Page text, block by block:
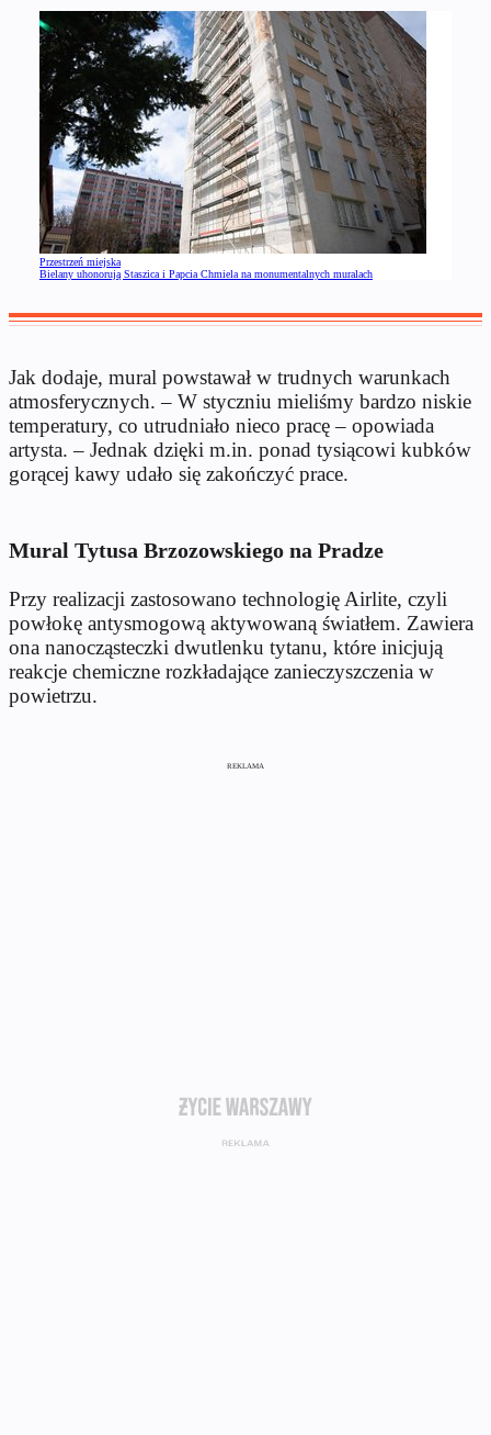
Przestrzeń miejska
Bielany uhonorują Staszica i Papcia Chmiela na monumentalnych muralach
Jak dodaje, mural powstawał w trudnych warunkach
atmosferycznych. – W styczniu mieliśmy bardzo niskie
temperatury, co utrudniało nieco pracę – opowiada
artysta. – Jednak dzięki m.in. ponad tysiącowi kubków
gorącej kawy udało się zakończyć prace.
Mural Tytusa Brzozowskiego na Pradze
Przy realizacji zastosowano technologię Airlite, czyli
powłokę antysmogową aktywowaną światłem. Zawiera
ona nanocząsteczki dwutlenku tytanu, które inicjują
reakcje chemiczne rozkładające zanieczyszczenia w
powietrzu.
REKLAMA